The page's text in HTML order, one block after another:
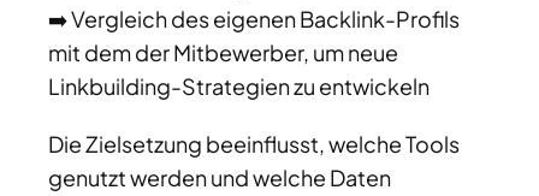
➡️ Vergleich des eigenen Backlink-Profils
mit dem der Mitbewerber, um neue
Linkbuilding-Strategien zu entwickeln
Die Zielsetzung beeinflusst, welche Tools
genutzt werden und welche Daten